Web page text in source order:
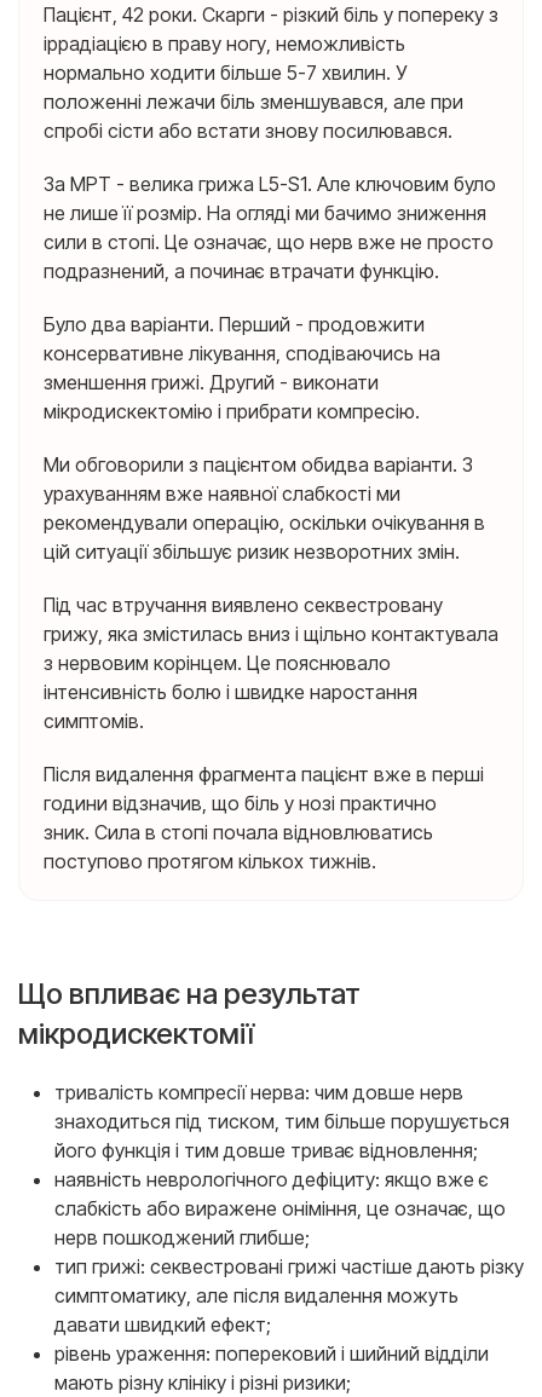
Пацієнт, 42 роки. Скарги - різкий біль у попереку з
іррадіацією в праву ногу, неможливість
нормально ходити більше 5-7 хвилин. У
положенні лежачи біль зменшувався, але при
спробі сісти або встати знову посилювався.
За МРТ - велика грижа L5-S1. Але ключовим було
не лише її розмір. На огляді ми бачимо зниження
сили в стопі. Це означає, що нерв вже не просто
подразнений, а починає втрачати функцію.
Було два варіанти. Перший - продовжити
консервативне лікування, сподіваючись на
зменшення грижі. Другий - виконати
мікродискектомію і прибрати компресію.
Ми обговорили з пацієнтом обидва варіанти. З
урахуванням вже наявної слабкості ми
рекомендували операцію, оскільки очікування в
цій ситуації збільшує ризик незворотних змін.
Під час втручання виявлено секвестровану
грижу, яка змістилась вниз і щільно контактувала
з нервовим корінцем. Це пояснювало
інтенсивність болю і швидке наростання
симптомів.
Після видалення фрагмента пацієнт вже в перші
години відзначив, що біль у нозі практично
зник. Сила в стопі почала відновлюватись
поступово протягом кількох тижнів.
Що впливає на результат
мікродискектомії
тривалість компресії нерва: чим довше нерв
знаходиться під тиском, тим більше порушується
його функція і тим довше триває відновлення;
наявність неврологічного дефіциту: якщо вже є
слабкість або виражене оніміння, це означає, що
нерв пошкоджений глибше;
тип грижі: секвестровані грижі частіше дають різку
симптоматику, але після видалення можуть
давати швидкий ефект;
рівень ураження: поперековий і шийний відділи
мають різну клініку і різні ризики;